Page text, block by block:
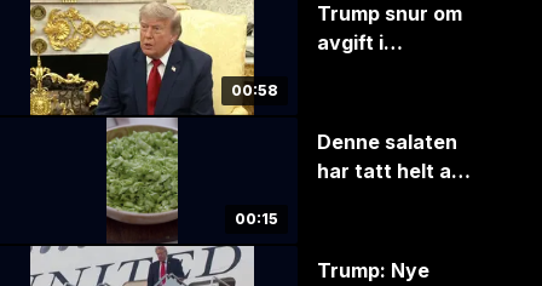
00:58
Trump snur om
avgift i
00:15
Denne salaten
har tatt helt av i
Trump: Nye